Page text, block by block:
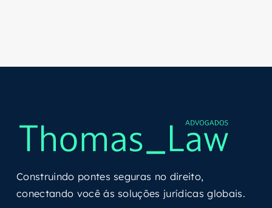
Construindo pontes seguras no direito,
conectando você ás soluções jurídicas globais.